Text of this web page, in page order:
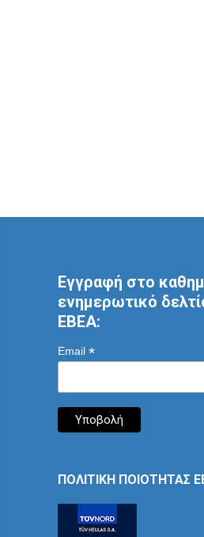
Εγγραφή στο
ενημερωτικό
ΕΒΕΑ:
Email *
ΠΟΛΙΤΙΚΗ ΠΟΙΟΤΗΤΑΣ